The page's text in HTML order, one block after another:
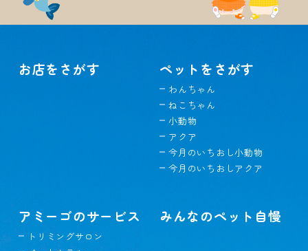
お店をさがす ペットをさがす
わんちゃん
ねこちゃん
小動物
アクア
今月のいちおし小動物
今月のいちおしアクア
アミーゴのサービス
トリミングサロン
みんなのペット自慢